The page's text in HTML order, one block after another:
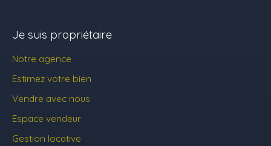
Je suis propriétaire
Notre agence
Estimez votre bien
Vendre avec nous
Espace vendeur
Gestion locative